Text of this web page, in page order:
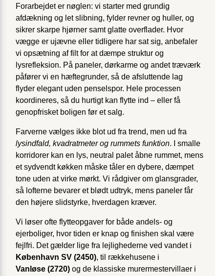
Forarbejdet er nøglen: vi starter med grundig
afdækning og let slibning, fylder revner og huller, og
sikrer skarpe hjørner samt glatte overflader. Hvor
vægge er ujævne eller tidligere har sat sig, anbefaler
vi opsætning af filt for at dæmpe struktur og
lysrefleksion. På paneler, dørkarme og andet træværk
påfører vi en hæftegrunder, så de afsluttende lag
flyder elegant uden penselspor. Hele processen
koordineres, så du hurtigt kan flytte ind – eller få
genopfrisket boligen før et salg.
Farverne vælges ikke blot ud fra trend, men ud fra
lysindfald, kvadratmeter og rummets funktion. I smalle
korridorer kan en lys, neutral palet åbne rummet, mens
et sydvendt køkken måske tåler en dybere, dæmpet
tone uden at virke mørkt. Vi rådgiver om glansgrader,
så lofterne bevarer et blødt udtryk, mens paneler får
den højere slidstyrke, hverdagen kræver.
Vi løser ofte flytteopgaver for både andels- og
ejerboliger, hvor tiden er knap og finishen skal være
fejlfri. Det gælder lige fra lejlighederne ved vandet i
København SV (2450), til rækkehusene i
Vanløse (2720) og de klassiske murermestervillaer i